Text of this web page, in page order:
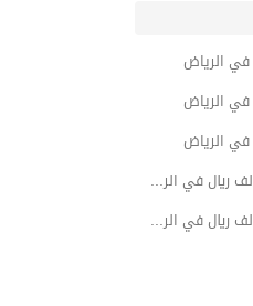
فلل للبيع ابتداءً من مليون و100 ألف ريال في الرياض
فلل للبيع ابتداءً من مليون و400 ألف ريال في الرياض